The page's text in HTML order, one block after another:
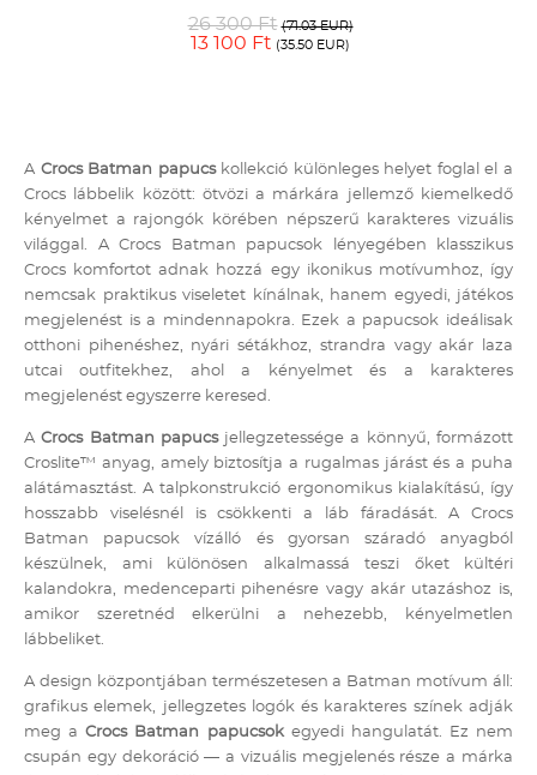
26 300 Ft (71.03 EUR)
13 100 Ft (35.50 EUR)
A Crocs Batman papucskollekció különleges helyet foglal el a
Crocs lábbelik között: ötvözi a márkára jellemző kiemelkedő
kényelmet a rajongók körében népszerű karakteres vizuális
világgal. A Crocs Batman papucsok lényegében klasszikus
Crocs komfortot adnak hozzá egy ikonikus motívumhoz, így
nemcsak praktikus viseletet kínálnak, hanem egyedi, játékos
megjelenést is a mindennapokra. Ezek a papucsok ideálisak
otthoni pihenéshez, nyári sétákhoz, strandra vagy akár laza
utcai outfitekhez, ahol a kényelmet és a karakteres
megjelenést egyszerre keresed.
ACrocs Batman papucsjellegzetessége a könnyű, formázott
Croslite™ anyag, amely biztosítja a rugalmas járást és a puha
alátámasztást. A talpkonstrukció ergonomikus kialakítású, így
hosszabb viselésnél is csökkenti a láb fáradását. A Crocs
Batman papucsok vízálló és gyorsan száradó anyagból
készülnek, ami különösen alkalmassá teszi őket kültéri
kalandokra, medenceparti pihenésre vagy akár utazáshoz is,
amikor szeretnéd elkerülni a nehezebb, kényelmetlen
lábbeliket.
A design központjában természetesen a Batman motívum áll:
grafikus elemek, jellegzetes logók és karakteres színek adják
meg aCrocs Batman papucsokegyedi hangulatát. Ez nem
csupán egy dekoráció — a vizuális megjelenés része a márka